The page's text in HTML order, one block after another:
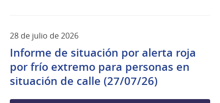
28 de julio de 2026
Informe de situación por alerta roja
por frío extremo para personas en
situación de calle (27/07/26)